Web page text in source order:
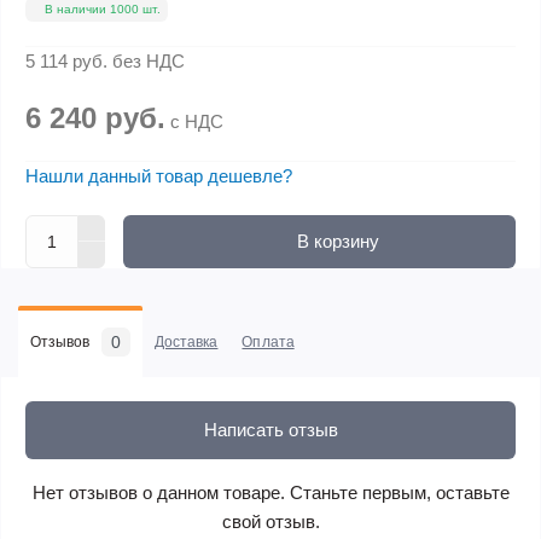
В наличии 1000 шт.
5 114 руб. без НДС
6 240 руб. с НДС
Нашли данный товар дешевле?
В корзину
Отзывов 0 Доставка Оплата
Написать отзыв
Нет отзывов о данном товаре. Станьте первым, оставьте
свой отзыв.